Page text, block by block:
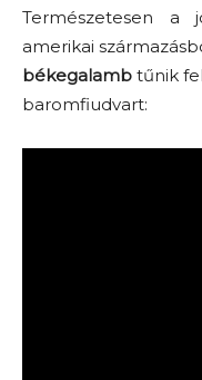
Természetesen
amerikai
békegalamb tűnik
baromfiudvart: